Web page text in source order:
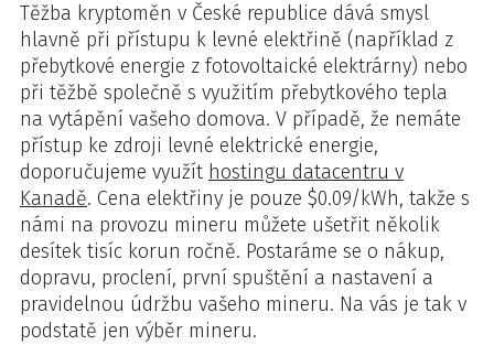
Těžba kryptoměn v České republice dává smysl
hlavně při přístupu k levné elektřině (například z
přebytkové energie z fotovoltaické elektrárny) nebo
při těžbě společně s využitím přebytkového tepla
na vytápění vašeho domova. V případě, že nemáte
přístup ke zdroji levné elektrické energie,
doporučujeme využít hostingu datacentru v
Kanadě. Cena elektřiny je pouze $0.09/kWh, takže s
námi na provozu mineru můžete ušetřit několik
desítek tisíc korun ročně. Postaráme se o nákup,
dopravu, proclení, první spuštění a nastavení a
pravidelnou údržbu vašeho mineru. Na vás je tak v
podstatě jen výběr mineru.